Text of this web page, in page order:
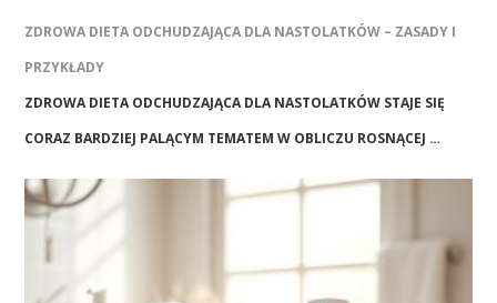
ZDROWA DIETA ODCHUDZAJĄCA DLA NASTOLATKÓW – ZASADY I
PRZYKŁADY
ZDROWA DIETA ODCHUDZAJĄCA DLA NASTOLATKÓW STAJE SIĘ
CORAZ BARDZIEJ PALĄCYM TEMATEM W OBLICZU ROSNĄCEJ …